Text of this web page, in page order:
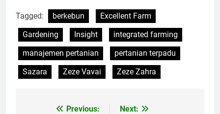
Tagged: berkebun
Excellent Farm
Gardening
Insight
integrated farming
manajemen pertanian
pertanian terpadu
Sazara
Zeze Vavai Zeze Zahra
Previous: Next: